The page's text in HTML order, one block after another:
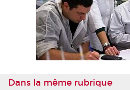
Dans la même rubrique